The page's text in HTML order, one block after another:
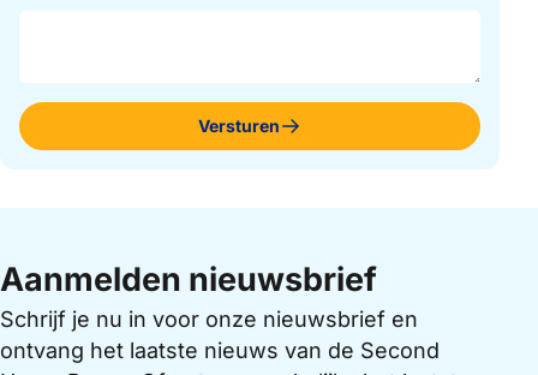
Versturen
Aanmelden nieuwsbrief
Schrijf je nu in voor onze nieuwsbrief en
ontvang het laatste nieuws van de Second